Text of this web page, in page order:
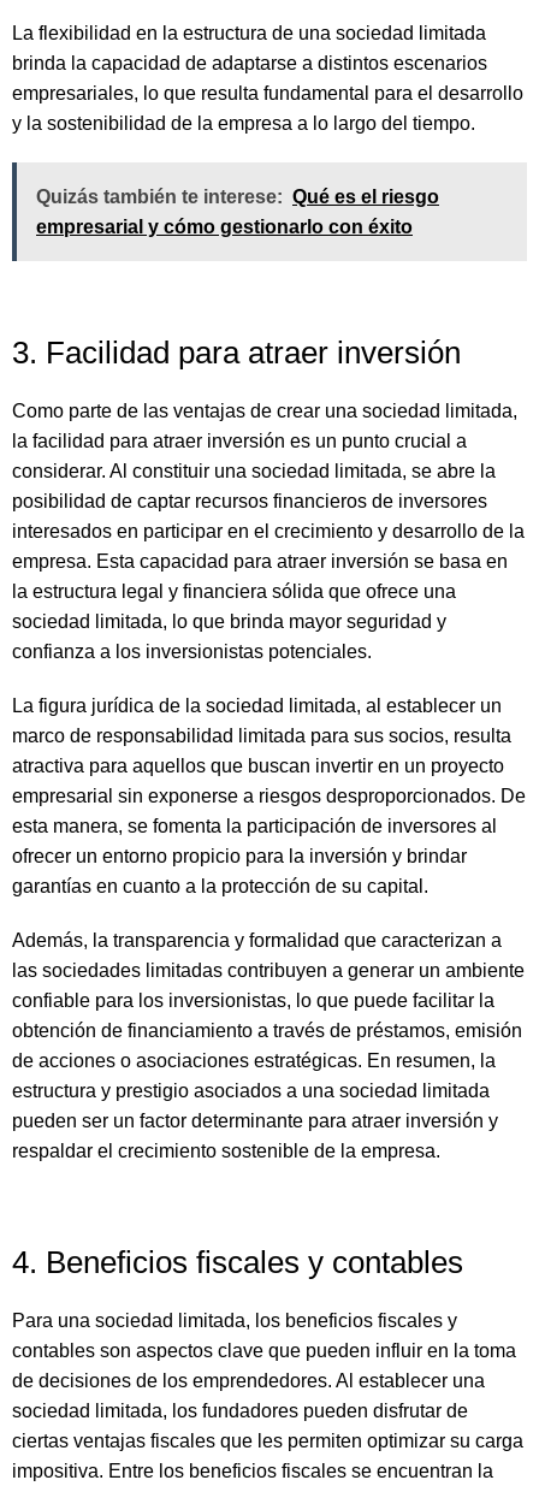
La flexibilidad en la estructura de una sociedad limitada
brinda la capacidad de adaptarse a distintos escenarios
empresariales, lo que resulta fundamental para el desarrollo
y la sostenibilidad de la empresa a lo largo del tiempo.
Quizás también te interese: Qué es el riesgo
empresarial y cómo gestionarlo con éxito
3. Facilidad para atraer inversión
Como parte de las ventajas de crear una sociedad limitada,
la facilidad para atraer inversión es un punto crucial a
considerar. Al constituir una sociedad limitada, se abre la
posibilidad de captar recursos financieros de inversores
interesados en participar en el crecimiento y desarrollo de la
empresa. Esta capacidad para atraer inversión se basa en
la estructura legal y financiera sólida que ofrece una
sociedad limitada, lo que brinda mayor seguridad y
confianza a los inversionistas potenciales.
La figura jurídica de la sociedad limitada, al establecer un
marco de responsabilidad limitada para sus socios, resulta
atractiva para aquellos que buscan invertir en un proyecto
empresarial sin exponerse a riesgos desproporcionados. De
esta manera, se fomenta la participación de inversores al
ofrecer un entorno propicio para la inversión y brindar
garantías en cuanto a la protección de su capital.
Además, la transparencia y formalidad que caracterizan a
las sociedades limitadas contribuyen a generar un ambiente
confiable para los inversionistas, lo que puede facilitar la
obtención de financiamiento a través de préstamos, emisión
de acciones o asociaciones estratégicas. En resumen, la
estructura y prestigio asociados a una sociedad limitada
pueden ser un factor determinante para atraer inversión y
respaldar el crecimiento sostenible de la empresa.
4. Beneficios fiscales y contables
Para una sociedad limitada, los beneficios fiscales y
contables son aspectos clave que pueden influir en la toma
de decisiones de los emprendedores. Al establecer una
sociedad limitada, los fundadores pueden disfrutar de
ciertas ventajas fiscales que les permiten optimizar su carga
impositiva. Entre los beneficios fiscales se encuentran la